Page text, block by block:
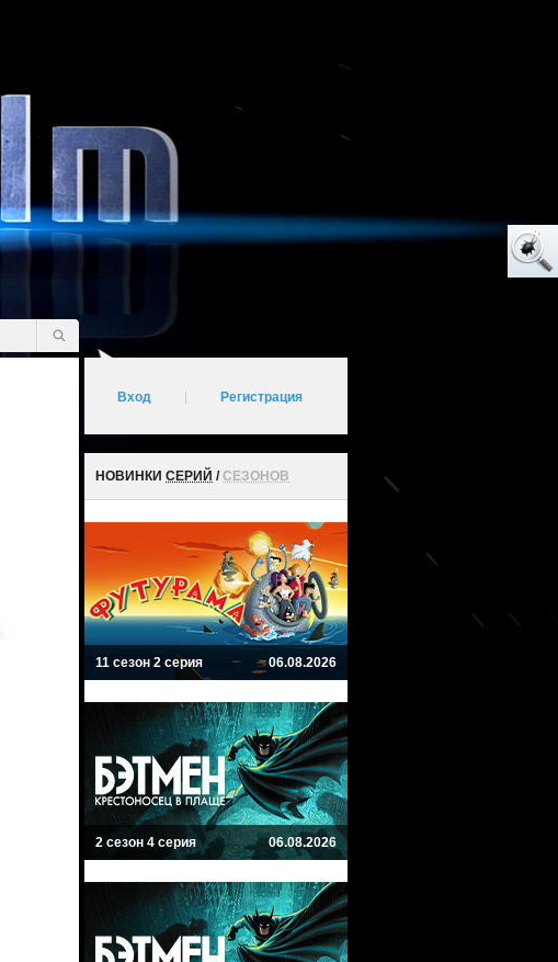
Вход Регистрация
НОВИНКИ СЕРИЙ /СЕЗОНОВ
11 сезон 2 серия 06.08.2026
2 сезон 4 серия 06.08.2026